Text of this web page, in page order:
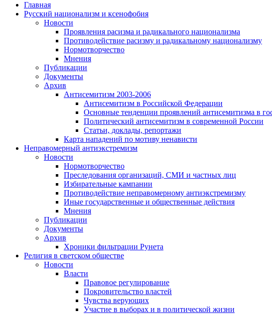
Главная
Русский национализм и ксенофобия
Новости
Проявления расизма и радикального национализма
Противодействие расизму и радикальному национализму
Нормотворчество
Мнения
Публикации
Документы
Архив
Антисемитизм 2003-2006
Антисемитизм в Российской Федерации
Основные тенденции проявлений антисемитизма в
Политический антисемитизм в современной России
Статьи, доклады, репортажи
Карта нападений по мотиву ненависти
Неправомерный антиэкстремизм
Новости
Нормотворчество
Преследования организаций, СМИ и частных лиц
Избирательные кампании
Противодействие неправомерному антиэкстремизму
Иные государственные и общественные действия
Мнения
Публикации
Документы
Архив
Хроники фильтрации Рунета
Религия в светском обществе
Новости
Власти
Правовое регулирование
Покровительство властей
Чувства верующих
Участие в выборах и в политической жизни